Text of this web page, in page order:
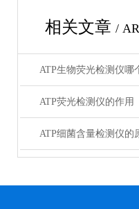
相关文章 /
ATP荧光检测仪的作用